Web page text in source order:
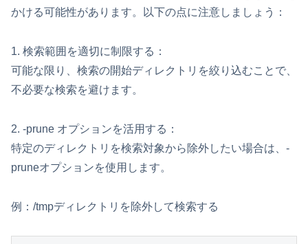
かける可能性があります。以下の点に注意しましょう：
1. 検索範囲を適切に制限する：
可能な限り、検索の開始ディレクトリを絞り込むことで、
不必要な検索を避けます。
2. -prune オプションを活用する：
特定のディレクトリを検索対象から除外したい場合は、-
pruneオプションを使用します。
例：/tmpディレクトリを除外して検索する